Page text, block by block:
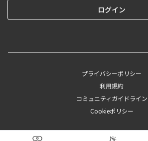
ログイン
プライバシーポリシー
利用規約
コミュニティガイドライン
Cookieポリシー